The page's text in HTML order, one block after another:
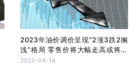
2023年油价调价呈现“2涨3跌2搁
浅”格局 零售价将大幅走高或将迎
来年内最大涨幅
2023-04-14